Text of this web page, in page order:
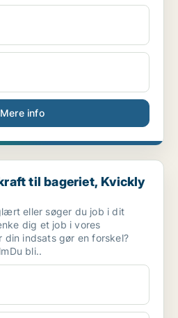
Mere info
Kvickly Rønne
til bageriet, Kvickly
eller søger du job i dit
dig et job i vores
din indsats gør en forskel?
bli..